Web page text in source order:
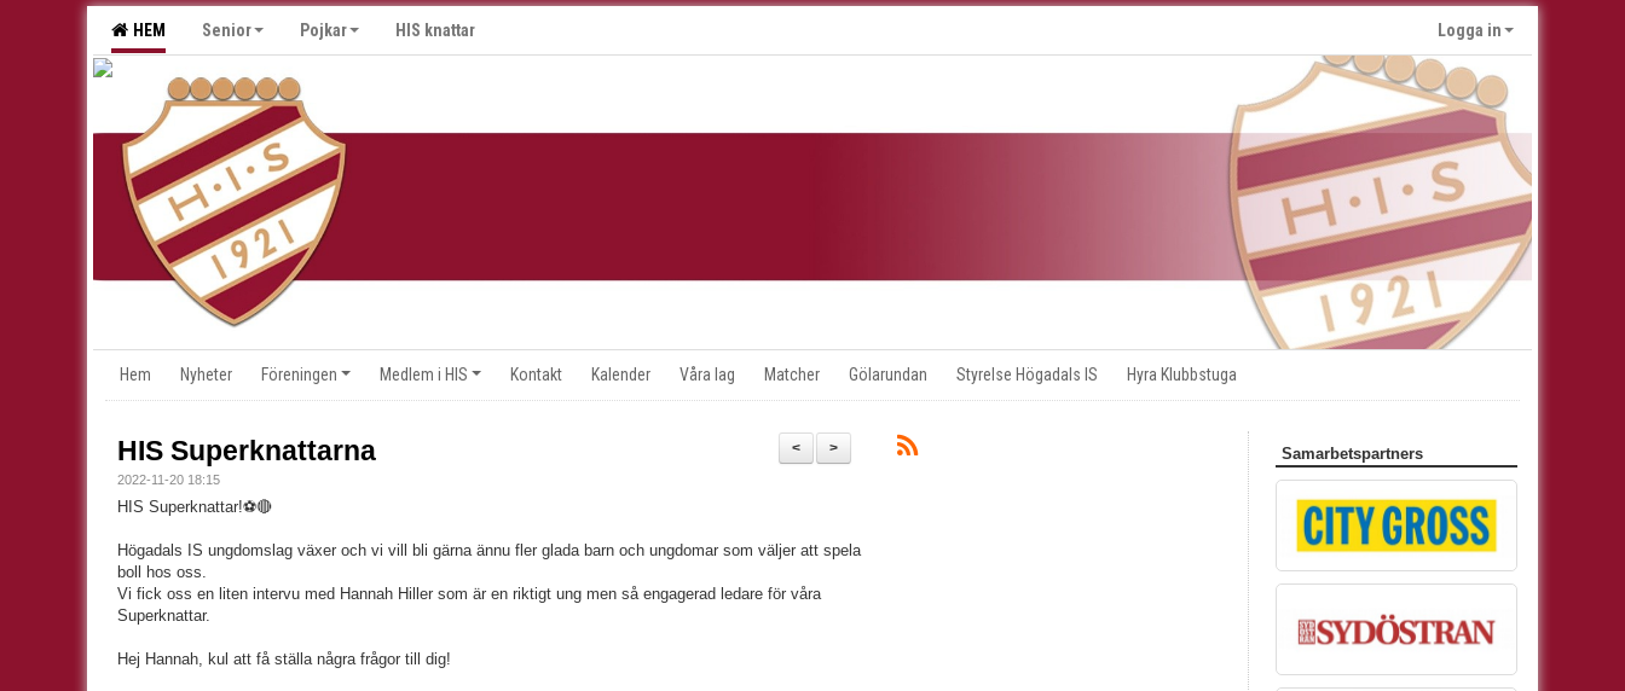
HEM Senior Pojkar HIS knattar Logga in
Hem Nyheter Föreningen Medlem i HIS Kontakt Kalender Våra lag Matcher Gölarundan Styrelse Högadals IS Hyra Klubbstuga
>
<
HIS Superknattarna
2022-11-20 18:15
HIS Superknattar!⚽️🔴
Högadals IS ungdomslag växer och vi vill bli gärna ännu fler glada barn och ungdomar som väljer att spela
boll hos oss.
Vi fick oss en liten intervu med Hannah Hiller som är en riktigt ung men så engagerad ledare för våra
Superknattar.
Hej Hannah, kul att få ställa några frågor till dig!
Samarbetspartners